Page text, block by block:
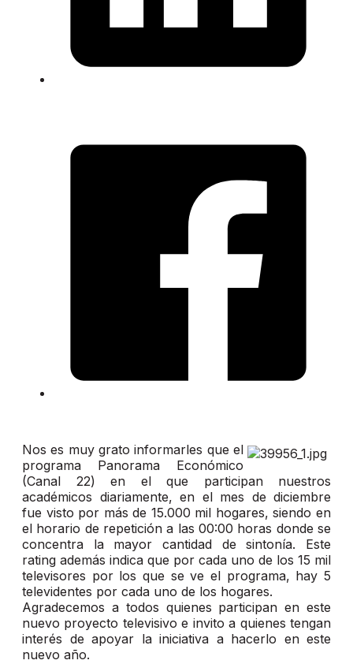
Nos es muy grato informarles que el
programa Panorama Económico
(Canal 22) en el que participan nuestros
académicos diariamente, en el mes de diciembre
fue visto por más de 15.000 mil hogares, siendo en
el horario de repetición a las 00:00 horas donde se
concentra la mayor cantidad de sintonía. Este
rating además indica que por cada uno de los 15 mil
televisores por los que se ve el programa, hay 5
televidentes por cada uno de los hogares.
Agradecemos a todos quienes participan en este
nuevo proyecto televisivo e invito a quienes tengan
interés de apoyar la iniciativa a hacerlo en este
nuevo año.